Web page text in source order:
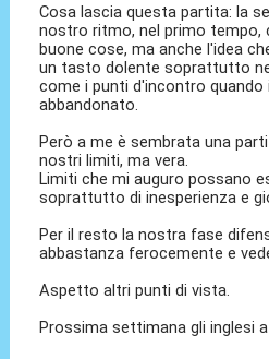
Cosa lascia questa partita: la
nostro ritmo, nel primo tempo,
buone cose, ma anche l'idea
un tasto dolente soprattutto
come i punti d'incontro quando
abbandonato.
Però a me è sembrata una
nostri limiti, ma vera.
Limiti che mi auguro possano
soprattutto di inesperienza e
Per il resto la nostra fase
abbastanza ferocemente e
Aspetto altri punti di vista.
Prossima settimana gli inglesi